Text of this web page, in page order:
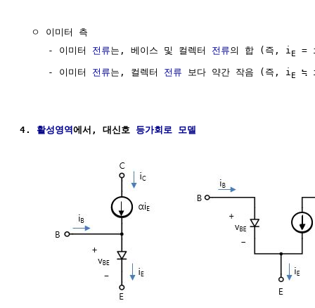
  ㅇ 이미터 측
     - 이미터
전류는, 베이스 및 컬렉터 전류의 합 (즉, iE =
     - 이미터
전류는, 컬렉터 전류 보다 약간 작음 (즉, i E ≒
4. 활성영역에서, 대신호 등가회로 모델